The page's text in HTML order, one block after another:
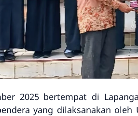
2025 bertempat di
yang dilaksanakan